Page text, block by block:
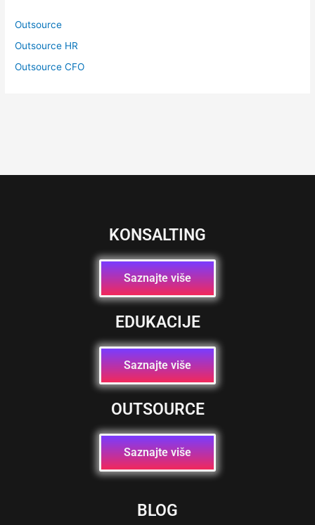
Outsource
Outsource HR
Outsource CFO
KONSALTING
Saznajte više
EDUKACIJE
Saznajte više
OUTSOURCE
Saznajte više
BLOG